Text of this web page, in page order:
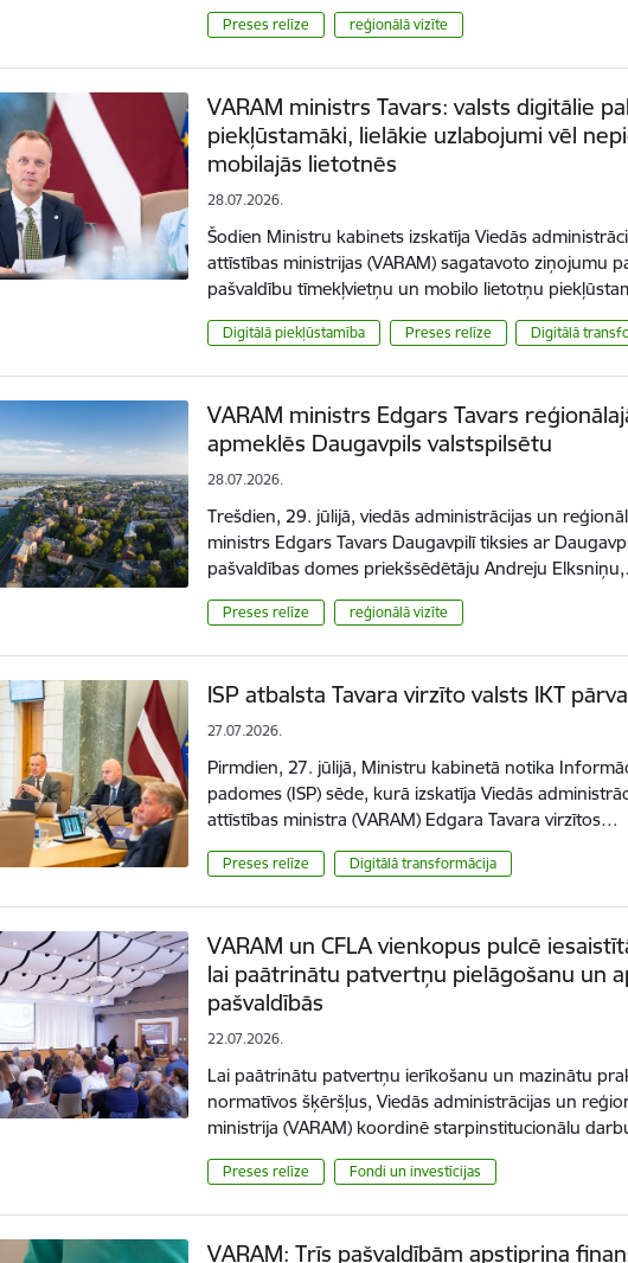
Preses relīze reģionālā vizīte
VARAM ministrs Tavars: valsts digitālie
piekļūstamāki, lielākie uzlabojumi vēl
mobilajās lietotnēs
28.07.2026.
Šodien Ministru kabinets izskatīja Viedās
attīstības ministrijas (VARAM) sagatavoto ziņojumu
pašvaldību tīmekļvietņu un mobilo lietotņu
Digitālā piekļūstamība Preses relīze Digitālā
VARAM ministrs Edgars Tavars
apmeklēs Daugavpils valstspilsētu
28.07.2026.
Trešdien, 29. jūlijā, viedās administrācijas un
ministrs Edgars Tavars Daugavpilī tiksies ar
pašvaldības domes priekšsēdētāju Andreju
Preses relīze reģionālā vizīte
ISP atbalsta Tavara virzīto valsts IKT
27.07.2026.
Pirmdien, 27. jūlijā, Ministru kabinetā notika
padomes (ISP) sēde, kurā izskatīja Viedās
attīstības ministra (VARAM) Edgara Tavara virzītos…
Preses relīze Digitālā transformācija
VARAM un CFLA vienkopus pulcē
lai paātrinātu patvertņu pielāgošanu un
pašvaldībās
22.07.2026.
Lai paātrinātu patvertņu ierīkošanu un mazinātu
normatīvos šķēršļus, Viedās administrācijas un
ministrija (VARAM) koordinē starpinstitucionālu
Preses relīze Fondi un investīcijas
VARAM: Trīs pašvaldībām apstiprina